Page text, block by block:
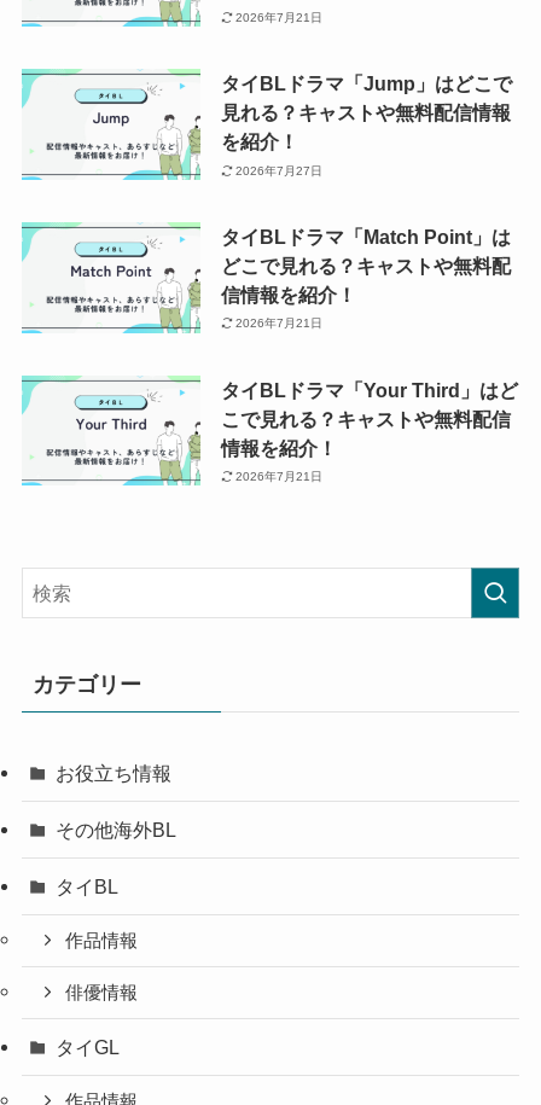
2026年7月21日
タイBLドラマ「Jump」はどこで
見れる？キャストや無料配信情報
を紹介！
2026年7月27日
タイBLドラマ「Match Point」は
どこで見れる？キャストや無料配
信情報を紹介！
2026年7月21日
タイBLドラマ「Your Third」はど
こで見れる？キャストや無料配信
情報を紹介！
2026年7月21日
カテゴリー
お役立ち情報
その他海外BL
タイBL
作品情報
俳優情報
タイGL